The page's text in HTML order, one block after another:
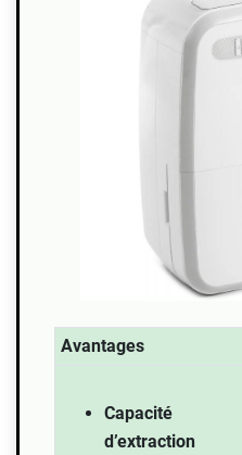
Avantages
Capacité
d’extraction